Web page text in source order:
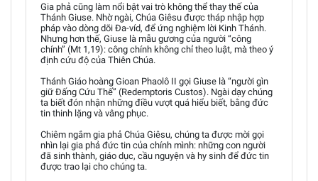
Gia phả cũng làm nổi bật vai trò không thể thay thế của
Thánh Giuse. Nhờ ngài, Chúa Giêsu được tháp nhập hợp
pháp vào dòng dõi Đa-víd, để ứng nghiệm lời Kinh Thánh.
Nhưng hơn thế, Giuse là mẫu gương của người “công
chính” (Mt 1,19): công chính không chỉ theo luật, mà theo ý
định cứu độ của Thiên Chúa.
Thánh Giáo hoàng Gioan Phaolô II gọi Giuse là “người gìn
giữ Đấng Cứu Thế” (Redemptoris Custos). Ngài dạy chúng
ta biết đón nhận những điều vượt quá hiểu biết, bằng đức
tin thinh lặng và vâng phục.
Chiêm ngắm gia phả Chúa Giêsu, chúng ta được mời gọi
nhìn lại gia phả đức tin của chính mình: những con người
đã sinh thành, giáo dục, cầu nguyện và hy sinh để đức tin
được trao lại cho chúng ta.